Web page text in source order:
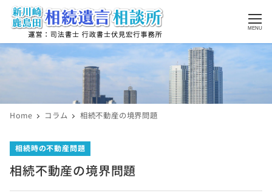
MENU
Home コラム 相続不動産の境界問題
相続不動産の境界問題
コラムカテゴリー
相続時の不動産問題